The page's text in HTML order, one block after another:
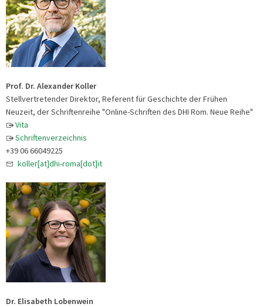
Prof. Dr. Alexander Koller
Stellvertretender Direktor, Referent für Geschichte der Frühen
Neuzeit, der Schriftenreihe "Online-Schriften des DHI Rom. Neue Reihe"
Vita
Schriftenverzeichnis
+39 06 66049225
koller[at]dhi-roma[dot]it
Dr. Elisabeth Lobenwein